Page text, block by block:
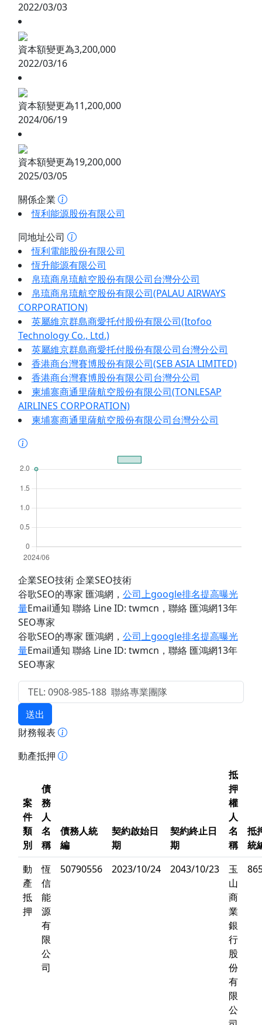
2022/03/03
資本額變更為3,200,000
2022/03/16
資本額變更為11,200,000
2024/06/19
資本額變更為19,200,000
2025/03/05
關係企業
恆利能源股份有限公司
同地址公司
恆利電能股份有限公司
恆升能源有限公司
帛琉商帛琉航空股份有限公司台灣分公司
帛琉商帛琉航空股份有限公司(PALAU AIRWAYS
CORPORATION)
英屬維京群島商愛托付股份有限公司(Itofoo
Technology Co., Ltd.)
英屬維京群島商愛托付股份有限公司台灣分公司
香港商台灣賽博股份有限公司(SEB ASIA LIMITED)
香港商台灣賽博股份有限公司台灣分公司
柬埔寨商通里薩航空股份有限公司(TONLESAP
AIRLINES CORPORATION)
柬埔寨商通里薩航空股份有限公司台灣分公司
企業SEO技術 企業SEO技術
谷歌SEO的專家 匯鴻網 ， 公司上google排名提高曝光
量Email通知 聯絡 Line ID: twmcn ，聯絡 匯鴻網13年
SEO專家
谷歌SEO的專家 匯鴻網 ， 公司上google排名提高曝光
量Email通知 聯絡 Line ID: twmcn ，聯絡 匯鴻網13年
SEO專家
送出
財務報表
動產抵押
案
件
類
別
債
務
人
名
稱
債務人統
編
契約啟始日
期
契約終止日
期
抵
押
權
人
名
稱
抵
統
動
產
抵
押
恆
信
能
源
有
限
公
司
50790556 2023/10/24 2043/10/23
玉
山
商
業
銀
行
股
份
有
限
公